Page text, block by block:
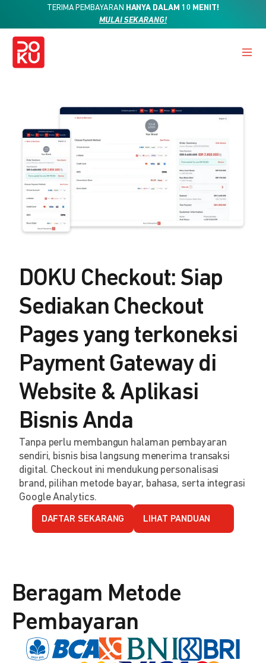
TERIMA PEMBAYARAN HANYA DALAM 10 MENIT!
MULAI SEKARANG!
DOKU Checkout: Siap
Sediakan Checkout
Pages yang terkoneksi
Payment Gateway di
Website & Aplikasi
Bisnis Anda
Tanpa perlu membangun halaman pembayaran
sendiri, bisnis bisa langsung menerima transaksi
digital. Checkout ini mendukung personalisasi
brand, pilihan metode bayar, bahasa, serta integrasi
Google Analytics.
DAFTAR SEKARANG LIHAT PANDUAN
Beragam Metode
Pembayaran